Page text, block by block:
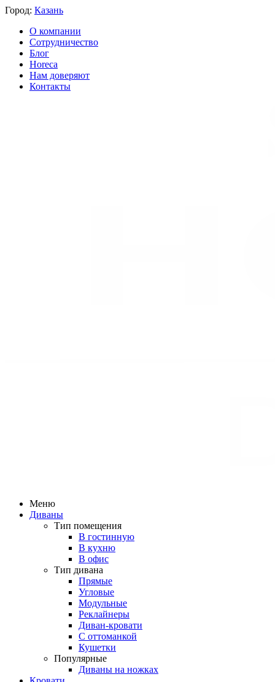
Город: Казань
О компании
Сотрудничество
Блог
Horeca
Нам доверяют
Контакты
Меню
Диваны
Тип помещения
В гостинную
В кухню
В офис
Тип дивана
Прямые
Угловые
Модульные
Реклайнеры
Диван-кровати
С оттоманкой
Кушетки
Популярные
Диваны на ножках